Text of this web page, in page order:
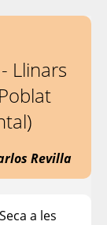
Llinars
Revilla
a les